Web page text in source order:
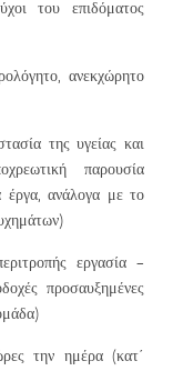
του επιδόματος
ανεκχώρητο
της υγείας και
παρουσία
έργα, ανάλογα με το
εργασία –
προσαυξημένες
την ημέρα (κατ΄